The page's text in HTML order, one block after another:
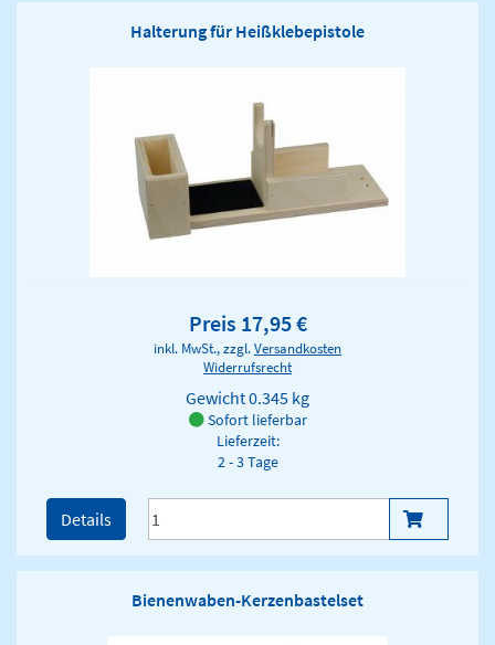
Halterung für Heißklebepistole
Preis 17,95 €
inkl. MwSt., zzgl.Versandkosten
Widerrufsrecht
Gewicht0.345 kg
Sofort lieferbar
Lieferzeit:
2 - 3 Tage
Details
Bienenwaben-Kerzenbastelset